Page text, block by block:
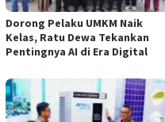
Dorong Pelaku UMKM Naik
Kelas, Ratu Dewa Tekankan
Pentingnya AI di Era Digital